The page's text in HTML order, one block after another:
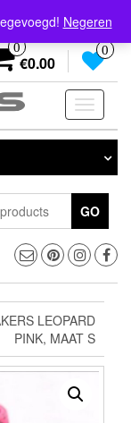
Negeren
0
€0.00
0
Toggle
GO
LEOPARD
PINK, MAAT S